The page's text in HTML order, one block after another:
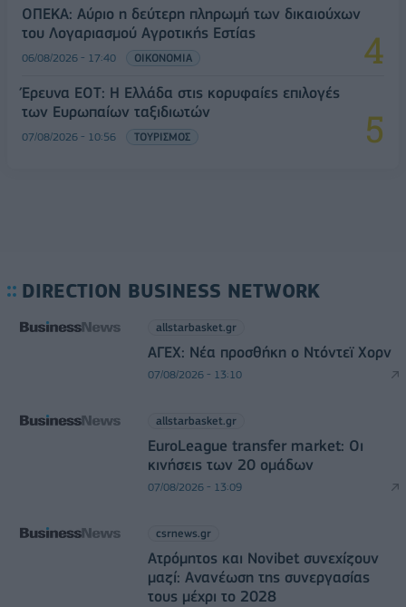
ΟΠΕΚΑ: Αύριο η δεύτερη πληρωμή των δικαιούχων
του Λογαριασμού Αγροτικής Εστίας
06/08/2026 - 17:40 ΟΙΚΟΝΟΜΙΑ
Έρευνα ΕΟΤ: Η Ελλάδα στις κορυφαίες επιλογές
των Ευρωπαίων ταξιδιωτών
07/08/2026 - 10:56 ΤΟΥΡΙΣΜΟΣ
DIRECTION BUSINESS NETWORK
allstarbasket.gr
ΑΓΕΧ: Νέα προσθήκη ο Ντόντεϊ Χορν
07/08/2026 - 13:10
allstarbasket.gr
EuroLeague transfer market: Οι
κινήσεις των 20 ομάδων
07/08/2026 - 13:09
csrnews.gr
Ατρόμητος και Novibet συνεχίζουν
μαζί: Ανανέωση της συνεργασίας
τους μέχρι το 2028